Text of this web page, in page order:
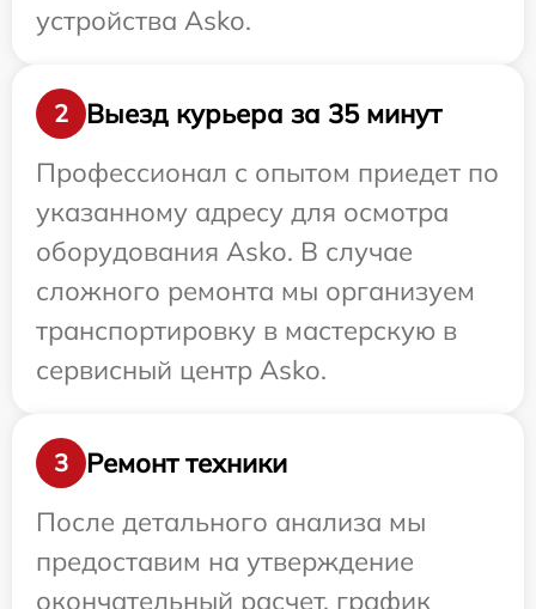
устройства Asko.
2
Выезд курьера за 35 минут
Профессионал с опытом приедет по
указанному адресу для осмотра
оборудования Asko. В случае
сложного ремонта мы организуем
транспортировку в мастерскую в
сервисный центр Asko.
3
Ремонт техники
После детального анализа мы
предоставим на утверждение
окончательный расчет, график